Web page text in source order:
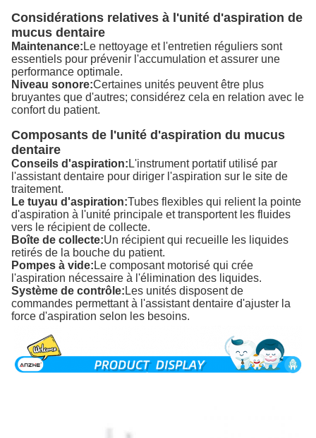
Considérations relatives à l'unité d'aspiration de
mucus dentaire
Maintenance: Le nettoyage et l'entretien réguliers sont
essentiels pour prévenir l'accumulation et assurer une
performance optimale.
Niveau sonore:Certaines unités peuvent être plus
bruyantes que d'autres; considérez cela en relation avec le
confort du patient.
Composants de l'unité d'aspiration du mucus
dentaire
Conseils d'aspiration: L'instrument portatif utilisé par
l'assistant dentaire pour diriger l'aspiration sur le site de
traitement.
Le tuyau d'aspiration:Tubes flexibles qui relient la pointe
d'aspiration à l'unité principale et transportent les fluides
vers le récipient de collecte.
Boîte de collecte:Un récipient qui recueille les liquides
retirés de la bouche du patient.
Pompes à vide: Le composant motorisé qui crée
l'aspiration nécessaire à l'élimination des liquides.
Système de contrôle: Les unités disposent de
commandes permettant à l'assistant dentaire d'ajuster la
force d'aspiration selon les besoins.